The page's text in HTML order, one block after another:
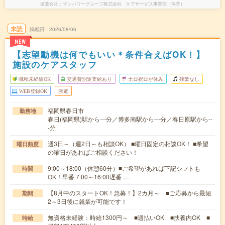
派遣会社 マンパワーグループ株式会社 ケアサービス事業部（保育）
未読
NEW
掲載日 2026/08/06
【志望動機は何でもいい＊条件合えばOK！】
施設のケアスタッフ
職種未経験OK 交通費別途支給あり 土日祝日が休み 残業なし
WEB登録OK 派遣
勤務地
福岡県春日市
春日(福岡県)駅から---分／博多南駅から---分／春日原駅から--
-分
曜日頻度
週3日～（週2日～も相談OK） ■曜日固定の相談OK！ ■希望
の曜日があればご相談ください！
時間
9:00～18:00（休憩60分）■ご希望があれば下記シフトも
OK！早番 7:00～16:00遅番 …
期間
【8月中のスタートOK！急募！】2カ月～ ■ご応募から最短
2～3日後に就業が可能です！
時給
無資格未経験：時給1300円～ ■週払いOK ■扶養内OK ■